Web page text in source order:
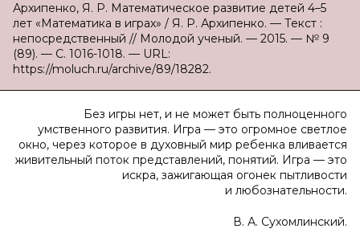
Архипенко, Я. Р. Математическое развитие детей 4–5
лет «Математика в играх» / Я. Р. Архипенко. — Текст :
непосредственный // Молодой ученый. — 2015. — № 9
(89). — С. 1016-1018. — URL:
https://moluch.ru/archive/89/18282.
Без игры нет, и не может быть полноценного
умственного развития. Игра — это огромное светлое
окно, через которое в духовный мир ребенка вливается
живительный поток представлений, понятий. Игра — это
искра, зажигающая огонек пытливости
и любознательности.
В. А. Сухомлинский.